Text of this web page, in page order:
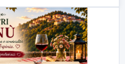
LabNews (replica)